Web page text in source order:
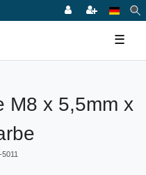
☰
M8 x 5,5mm x